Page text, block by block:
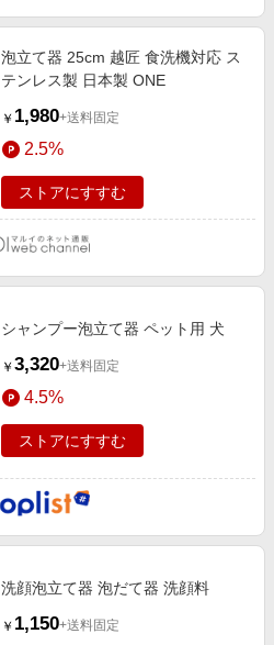
泡立て器 25cm 越匠 食洗機対応 ス
テンレス製 日本製 ONE
￥ 1,980+送料固定
2.5%
ストアにすすむ
シャンプー泡立て器 ペット用 犬
￥ 3,320+送料固定
4.5%
ストアにすすむ
洗顔泡立て器 泡だて器 洗顔料
￥ 1,150+送料固定